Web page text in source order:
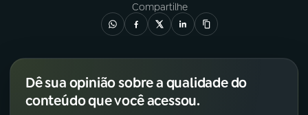
Compartilhe
Dê sua opinião sobre a qualidade do
conteúdo que você acessou.